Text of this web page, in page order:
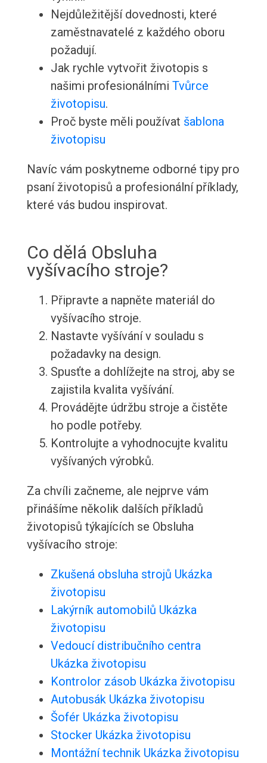
Nejdůležitější dovednosti, které
zaměstnavatelé z každého oboru
požadují.
Jak rychle vytvořit životopis s
našimi profesionálními Tvůrce
životopisu.
Proč byste měli používat šablona
životopisu
Navíc vám poskytneme odborné tipy pro
psaní životopisů a profesionální příklady,
které vás budou inspirovat.
Co dělá Obsluha
vyšívacího stroje?
Připravte a napněte materiál do
vyšívacího stroje.
Nastavte vyšívání v souladu s
požadavky na design.
Spusťte a dohlížejte na stroj, aby se
zajistila kvalita vyšívání.
Provádějte údržbu stroje a čistěte
ho podle potřeby.
Kontrolujte a vyhodnocujte kvalitu
vyšívaných výrobků.
Za chvíli začneme, ale nejprve vám
přinášíme několik dalších příkladů
životopisů týkajících se Obsluha
vyšívacího stroje:
Zkušená obsluha strojů Ukázka
životopisu
Lakýrník automobilů Ukázka
životopisu
Vedoucí distribučního centra
Ukázka životopisu
Kontrolor zásob Ukázka životopisu
Autobusák Ukázka životopisu
Šofér Ukázka životopisu
Stocker Ukázka životopisu
Montážní technik Ukázka životopisu